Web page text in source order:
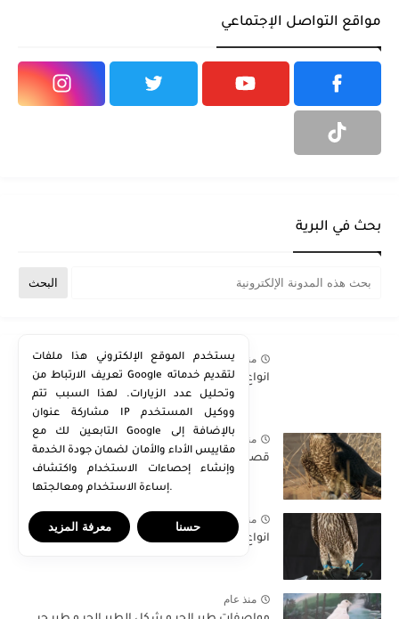
مواقع التواصل الإجتماعي
بحث في البرية
منذ بضع اعوام
انواع الصقور - الصقر الحر وانواعه , بالصور
منذ بضع اعوام
قصيد في الطير والمقناص
منذ بضع اعوام
انواع الصقور - الشاهين وانواعه .... بالصور
منذ عام
يستخدم الموقع الإلكتروني هذا ملفات
تعريف الارتباط من Google لتقديم خدماته
وتحليل عدد الزيارات. لهذا السبب تتم
مشاركة عنوان IP ووكيل المستخدم
التابعين لك مع Google بالإضافة إلى
مقاييس الأداء والأمان لضمان جودة الخدمة
وإنشاء إحصاءات الاستخدام واكتشاف
إساءة الاستخدام ومعالجتها.
معرفة المزيد حسنا